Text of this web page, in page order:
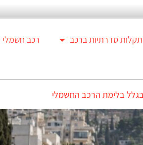
תקלות סדרתיות ברכב רכב חשמלי